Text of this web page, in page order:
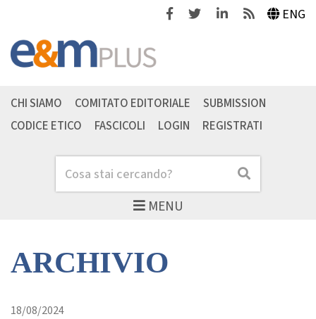
FacebookTwitterLinkedinFeeds ENG
MENU
Cerca Cerca
CHI SIAMO COMITATO EDITORIALE
SUBMISSION
CODICE ETICO
FASCICOLI LOGIN REGISTRATI
ARCHIVIO
18/08/2024